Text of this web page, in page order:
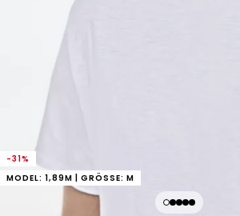
-31%
MODEL: 1,89M | GRÖSSE: M